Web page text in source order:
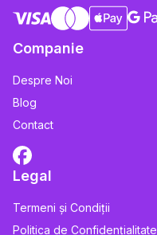
Companie
Despre Noi
Blog
Contact
Legal
Termeni și Condiții
Politica de Confidențialitate